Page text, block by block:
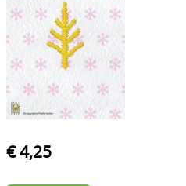
Papier - karton - enveloppen
Kaarten maken - Scrapbook
Boetseren - Modelleren
Verf en Co°
Bullet Journalling
Blog
€ 4,25